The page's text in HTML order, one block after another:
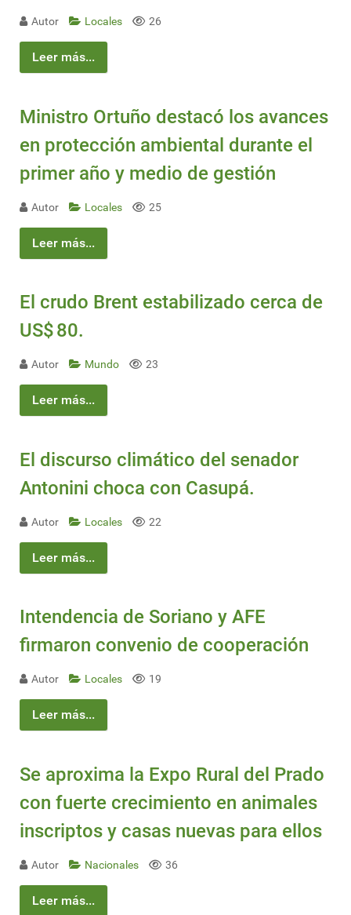
Autor Locales 26
Leer más...
Ministro Ortuño destacó los avances
en protección ambiental durante el
primer año y medio de gestión
Autor Locales 25
Leer más...
El crudo Brent estabilizado cerca de
US$ 80.
Autor Mundo 23
Leer más...
El discurso climático del senador
Antonini choca con Casupá.
Autor Locales 22
Leer más...
Intendencia de Soriano y AFE
firmaron convenio de cooperación
Autor Locales 19
Leer más...
Se aproxima la Expo Rural del Prado
con fuerte crecimiento en animales
inscriptos y casas nuevas para ellos
Autor Nacionales 36
Leer más...